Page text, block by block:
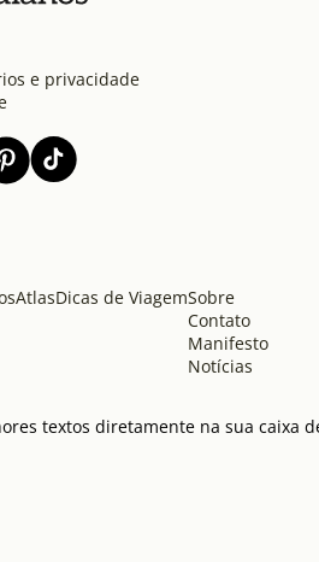
e privacidade
AtlasDicas de ViagemSobre
Contato
Manifesto
Notícias
textos diretamente na sua caixa